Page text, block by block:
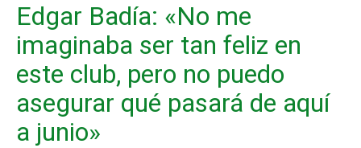
Edgar Badía: «No me
imaginaba ser tan feliz en
este club, pero no puedo
asegurar qué pasará de aquí
a junio»